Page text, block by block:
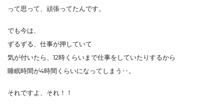
って思って、頑張ってたんです。
でも今は、
ずるずる、仕事が押していて
気が付いたら、12時くらいまで仕事をしていたりするから
睡眠時間が4時間くらいになってしまう‥。
それですよ、それ！！